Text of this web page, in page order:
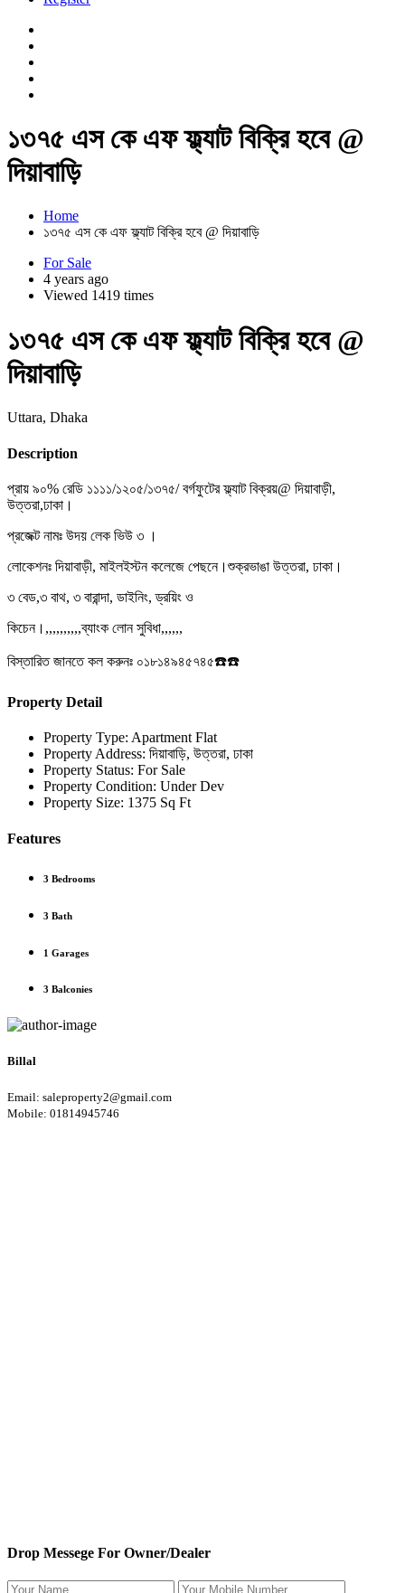
১৩৭৫ এস কে এফ ফ্ল্যাট বিক্রি হবে @
দিয়াবাড়ি
Home
১৩৭৫ এস কে এফ ফ্ল্যাট বিক্রি হবে @ দিয়াবাড়ি
For Sale
4 years ago
Viewed 1419 times
১৩৭৫ এস কে এফ ফ্ল্যাট বিক্রি হবে @
দিয়াবাড়ি
Uttara, Dhaka
Description
প্রায় ৯০% রেডি ১১১১/১২০৫/১৩৭৫/ বর্গফুটের ফ্ল্যাট বিক্রয়@ দিয়াবাড়ী,
উত্তরা,ঢাকা।
প্রজেক্ট নামঃ উদয় লেক ভিউ ৩ ।
লোকেশনঃ দিয়াবাড়ী, মাইলইস্টন কলেজে পেছনে।শুক্রভাঙা উত্তরা, ঢাকা।
৩ বেড,৩ বাথ, ৩ বারান্দা, ডাইনিং, ড্রয়িং ও
কিচেন।,,,,,,,,,,ব্যাংক লোন সুবিধা,,,,,,
বিস্তারিত জানতে কল করুনঃ ০১৮১৪৯৪৫৭৪৫☎️☎️
Property Detail
Property Type: Apartment Flat
Property Address: দিয়াবাড়ি, উত্তরা, ঢাকা
Property Status: For Sale
Property Condition: Under Dev
Property Size: 1375 Sq Ft
Features
3 Bedrooms
3 Bath
1 Garages
3 Balconies
Billal
Email: saleproperty2@gmail.com
Mobile: 01814945746
Drop Messege For Owner/Dealer